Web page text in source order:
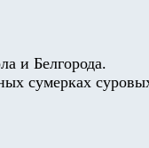
и Белгорода.
сумерках